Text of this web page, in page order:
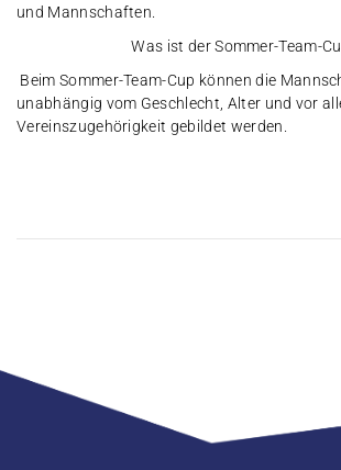
und Mannschaften.
Was ist der Sommer-Team-
Beim Sommer-Team-Cup können die
unabhängig vom Geschlecht, Alter und vor
Vereinszugehörigkeit gebildet werden.